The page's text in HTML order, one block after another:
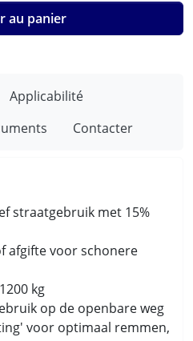
au panier
Applicabilité
Contacter
straatgebruik met 15%
afgifte voor schonere
kg
op de openbare weg
voor optimaal remmen,